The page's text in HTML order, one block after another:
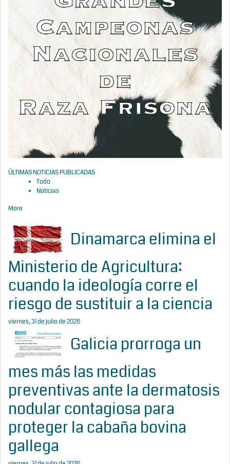
ÚLTIMAS NOTICIAS PUBLICADAS
Todo
Noticias
More
Dinamarca elimina el
Ministerio de Agricultura:
cuando la ideología corre el
riesgo de sustituir a la ciencia
viernes, 31 de julio de 2026
Galicia prorroga un
mes más las medidas
preventivas ante la dermatosis
nodular contagiosa para
proteger la cabaña bovina
gallega